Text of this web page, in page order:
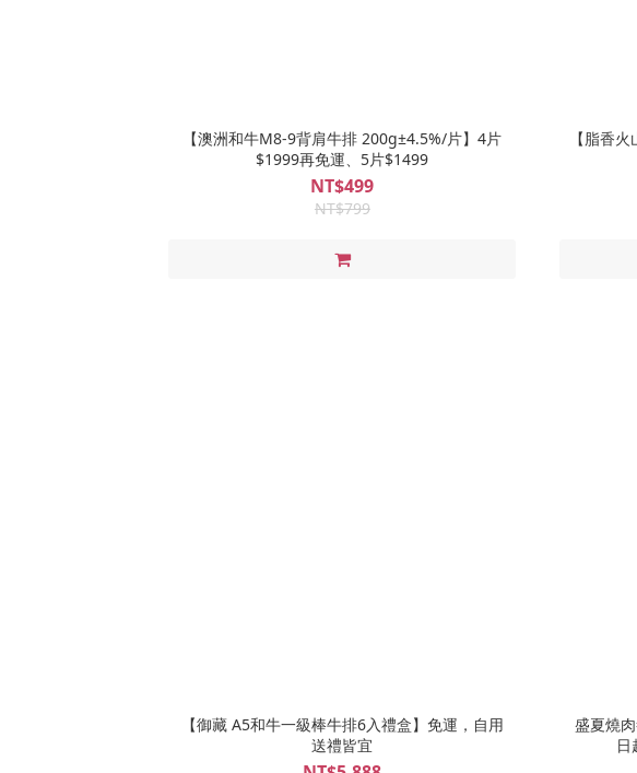
【澳洲和牛M8-9背肩牛排 200g±4.5%/片】4片
$1999再免運、5片$1499
NT$499
NT$799
【脂香
【御藏 A5和牛一級棒牛排6入禮盒】免運，自用
送禮皆宜
盛夏燒